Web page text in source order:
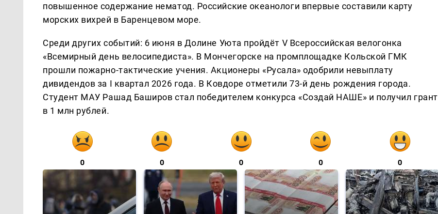
повышенное содержание нематод. Российские океанологи впервые составили карту
морских вихрей в Баренцевом море.
Среди других событий: 6 июня в Долине Уюта пройдёт V Всероссийская велогонка
«Всемирный день велосипедиста». В Мончегорске на промплощадке Кольской ГМК
прошли пожарно-тактические учения. Акционеры «Русала» одобрили невыплату
дивидендов за I квартал 2026 года. В Ковдоре отметили 73-й день рождения города.
Студент МАУ Рашад Баширов стал победителем конкурса «Создай НАШЕ» и получил грант
в 1 млн рублей.
0 0 0 0 0